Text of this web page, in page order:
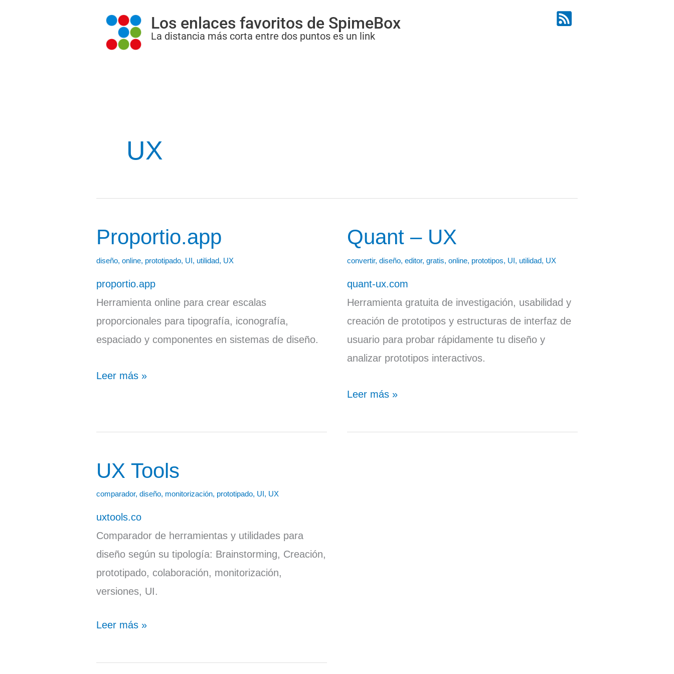
Los enlaces favoritos de SpimeBox
La distancia más corta entre dos puntos es un link
UX
Proportio.app
diseño, online, prototipado, UI, utilidad, UX
proportio.app
Herramienta online para crear escalas
proporcionales para tipografía, iconografía,
espaciado y componentes en sistemas de diseño.
Proportio.app
Leer más »
Quant – UX
convertir, diseño, editor, gratis, online, prototipos, UI, utilidad, UX
quant-ux.com
Herramienta gratuita de investigación, usabilidad y
creación de prototipos y estructuras de interfaz de
usuario para probar rápidamente tu diseño y
analizar prototipos interactivos.
Quant –
UX
Leer más »
UX Tools
comparador, diseño, monitorización, prototipado, UI, UX
uxtools.co
Comparador de herramientas y utilidades para
diseño según su tipología: Brainstorming, Creación,
prototipado, colaboración, monitorización,
versiones, UI.
UX
Leer más »